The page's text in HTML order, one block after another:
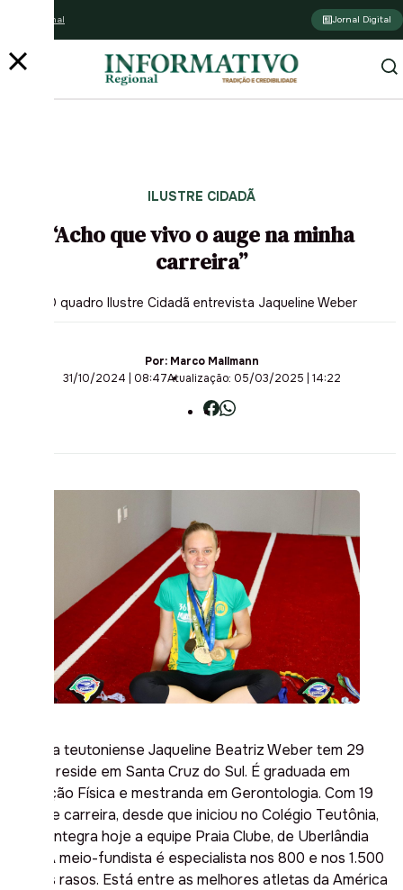
Assine o jornal Jornal Digital
ILUSTRE CIDADÃ
“Acho que vivo o auge na minha
carreira”
O quadro Ilustre Cidadã entrevista Jaqueline Weber
Por: Marco Mallmann
31/10/2024 | 08:47Atualização: 05/03/2025 | 14:22
A atleta teutoniense Jaqueline Beatriz Weber tem 29
anos e reside em Santa Cruz do Sul. É graduada em
Educação Física e mestranda em Gerontologia. Com 19
anos de carreira, desde que iniciou no Colégio Teutônia,
Jaque integra hoje a equipe Praia Clube, de Uberlândia
(MG). A meio-fundista é especialista nos 800 e nos 1.500
metros rasos. Está entre as melhores atletas da América